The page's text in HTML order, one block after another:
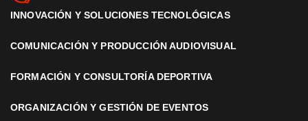
INNOVACIÓN Y SOLUCIONES TECNOLÓGICAS
COMUNICACIÓN Y PRODUCCIÓN AUDIOVISUAL
FORMACIÓN Y CONSULTORÍA DEPORTIVA
ORGANIZACIÓN Y GESTIÓN DE EVENTOS